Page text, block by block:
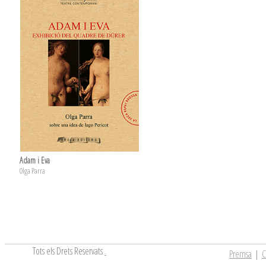
Adam i Eva
Olga Parra
Tots els Drets Reservats. Premsa |